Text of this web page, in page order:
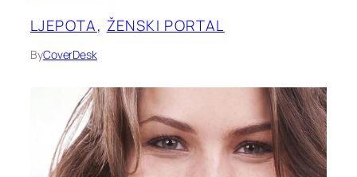
LJEPOTA, ŽENSKI PORTAL
ByCoverDesk